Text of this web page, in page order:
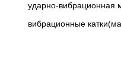
ударно-вибрационная
вибрационные